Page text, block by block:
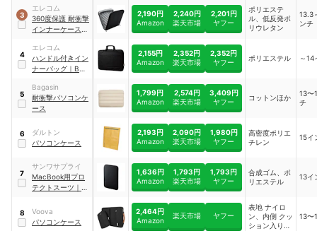
3
エレコム
360度保護 耐衝撃
インナーケース｜
2,190円
Amazon
2,240円
楽天市場
2,201円
ヤフー
ポリエステ
ル、低反発ポ
リウレタン
13.3
ンチ
4
エレコム
ハンドル付きイン
ナーバッグ ｜ BM-
2,155円
Amazon
2,352円
楽天市場
2,352円
ヤフー
ポリエステル ～14
5
Bagasin
耐衝撃パソコンケ
ース
1,799円
Amazon
2,574円
楽天市場
3,409円
ヤフー
コットンほか
13〜
チ
6
ダルトン
パソコンケース
2,193円
Amazon
2,090円
楽天市場
1,980円
ヤフー
高密度ポリエ
チレン
15イ
7
サンワサプライ
MacBook用プロ
テクトスーツ ｜
1,636円
Amazon
1,793円
楽天市場
1,793円
ヤフー
合成ゴム、ポ
リエステル
13イ
8
Voova
パソコンケース
2,464円
Amazon
楽天市場 ヤフー
表地 ナイロ
ン、内側 クッ
ション入り天
13〜